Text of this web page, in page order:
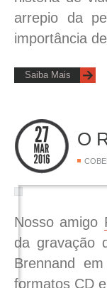
arrepio da
importância
Saiba Mais
O
Nosso amigo
da gravação
Brennand
formatos CD